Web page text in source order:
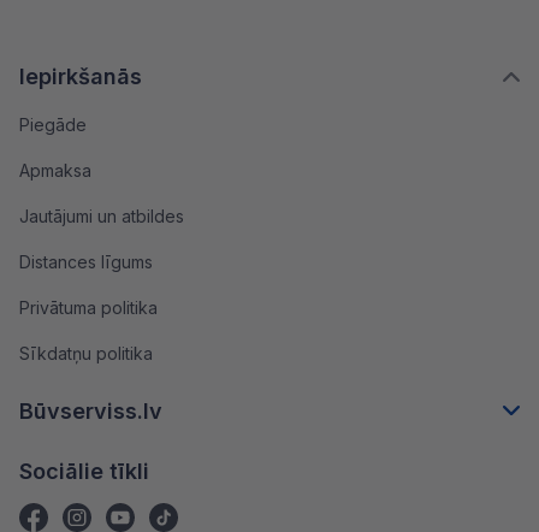
Iepirkšanās
Piegāde
Apmaksa
Jautājumi un atbildes
Distances līgums
Privātuma politika
Sīkdatņu politika
Būvserviss.lv
Sociālie tīkli